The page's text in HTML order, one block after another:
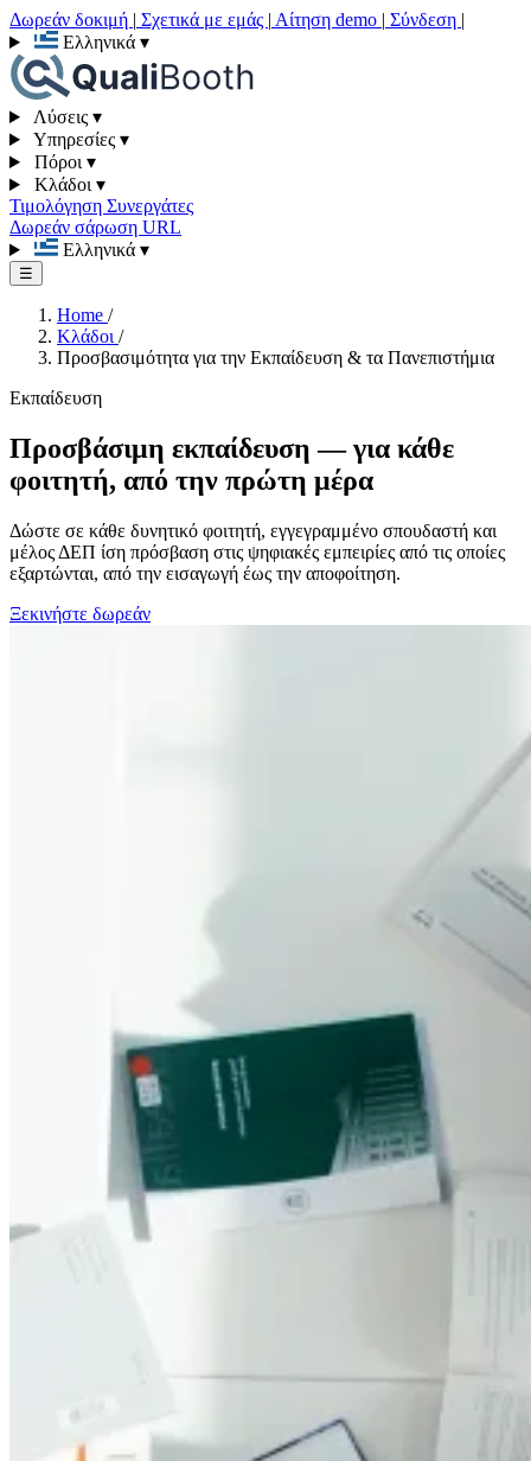
Δωρεάν δοκιμή | Σχετικά με εμάς | Αίτηση demo | Σύνδεση |
Ελληνικά ▾
Λύσεις ▾
Υπηρεσίες ▾
Πόροι ▾
Κλάδοι ▾
Τιμολόγηση Συνεργάτες
Δωρεάν σάρωση URL
Ελληνικά ▾
☰
Home /
Κλάδοι /
Προσβασιμότητα για την Εκπαίδευση & τα Πανεπιστήμια
Εκπαίδευση
Προσβάσιμη εκπαίδευση — για κάθε
φοιτητή, από την πρώτη μέρα
Δώστε σε κάθε δυνητικό φοιτητή, εγγεγραμμένο σπουδαστή και
μέλος ΔΕΠ ίση πρόσβαση στις ψηφιακές εμπειρίες από τις οποίες
εξαρτώνται, από την εισαγωγή έως την αποφοίτηση.
Ξεκινήστε δωρεάν